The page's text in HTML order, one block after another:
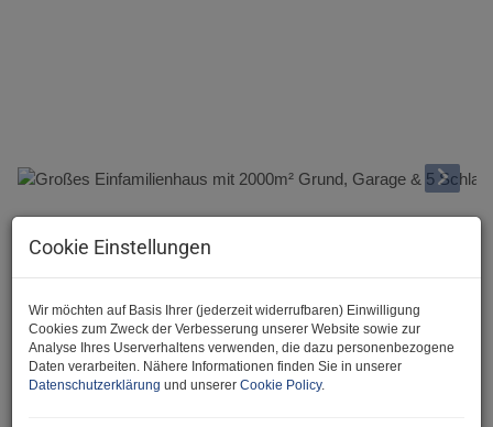
Beschreibung
Wir freuen uns, Ihnen dieses großzügige Einfamilienhaus in
herrlicher Lage anbieten zu dürfen.
Und gleich zu den Fakten:
Cookie Einstellungen
Wir möchten auf Basis Ihrer (jederzeit widerrufbaren) Einwilligung
Cookies zum Zweck der Verbesserung unserer Website sowie zur
Analyse Ihres Userverhaltens verwenden, die dazu personenbezogene
Daten verarbeiten. Nähere Informationen finden Sie in unserer
Datenschutzerklärung und unserer Cookie Policy.